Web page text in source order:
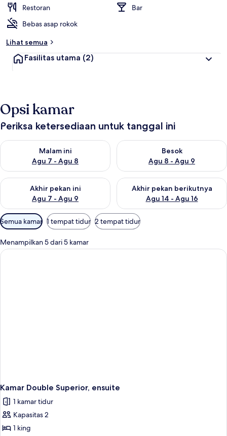
Restoran
Bar
Bebas asap rokok
Lihat semua
Fasilitas utama (2)
Opsi kamar
Periksa ketersediaan untuk tanggal ini
Malam ini
Agu 7 - Agu 8
Periksa ketersediaan untuk malam ini Agu 7 - Agu 8
Besok
Agu 8 - Agu 9
Periksa ketersediaan untuk
Akhir pekan ini
Agu 7 - Agu 9
Periksa ketersediaan untuk akhir pekan ini Agu 7 - Agu 9
Akhir pekan berikutnya
Agu 14 - Agu 16
Periksa ketersediaan untuk
Filter
tersedia
untuk
kamar
Semua kamar 1 tempat tidur 2 tempat tidur
Menampilkan 5 dari 5 kamar
Kamar Double Superior, ensuite
1 kamar tidur
Kapasitas 2
1 king